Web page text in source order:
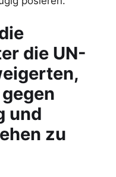
die UN-
und
zu